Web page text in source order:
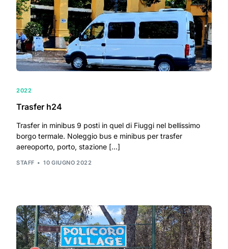
2022
Trasfer h24
Trasfer in minibus 9 posti in quel di Fiuggi nel bellissimo
borgo termale. Noleggio bus e minibus per trasfer
aereoporto, porto, stazione […]
STAFF 10 GIUGNO 2022